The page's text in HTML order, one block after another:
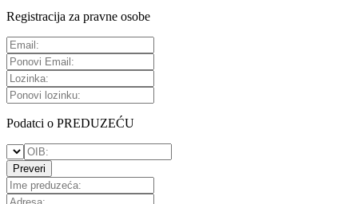
Registracija za pravne osobe
Podatci o PREDUZEĆU
Preveri